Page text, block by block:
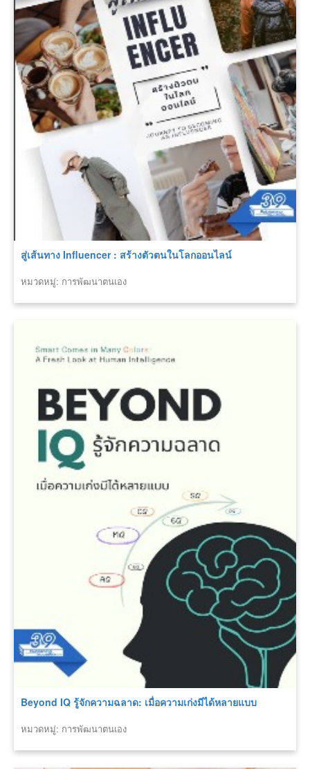
สู่เส้นทาง Influencer : สร้างตัวตนในโลกออนไลน์
หมวดหมู่: การพัฒนาตนเอง
Beyond IQ รู้จักความฉลาด: เมื่อความเก่งมีได้หลายแบบ
หมวดหมู่: การพัฒนาตนเอง